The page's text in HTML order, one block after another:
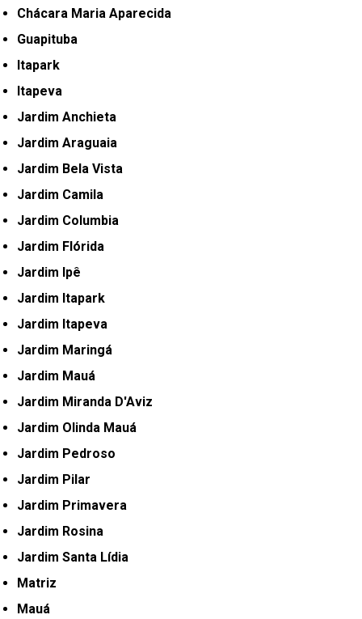
Chácara Maria Aparecida
Guapituba
Itapark
Itapeva
Jardim Anchieta
Jardim Araguaia
Jardim Bela Vista
Jardim Camila
Jardim Columbia
Jardim Flórida
Jardim Ipê
Jardim Itapark
Jardim Itapeva
Jardim Maringá
Jardim Mauá
Jardim Miranda D'Aviz
Jardim Olinda Mauá
Jardim Pedroso
Jardim Pilar
Jardim Primavera
Jardim Rosina
Jardim Santa Lídia
Matriz
Mauá